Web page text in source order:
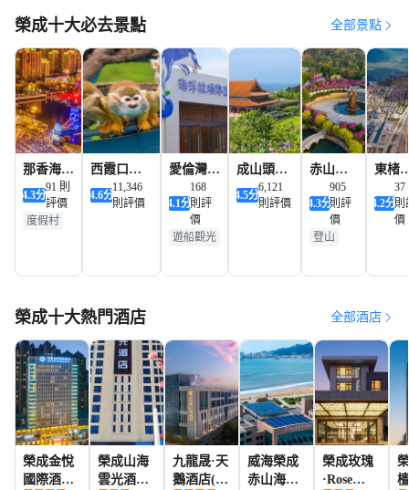
榮成十大必去景點 全部景點
那香海國
際旅遊度
假區
4.3分
91 則
評價
度假村
西霞口神
鵰山野生
動物園
4.6分
11,346
則評價
愛倫灣海
洋牧場
4.1分
168
則評
價
遊船觀光
成山頭風
景名勝區
4.5分
6,121
則評價
赤山風
景區
4.3分
905
則評
價
登山
東楮
風景
4.2分
37
則
價
榮成十大熱門酒店 全部酒店
榮成金悅
國際酒店
榮成山海
雲光酒店
九龍晟·天
鵝酒店(榮
威海榮成
赤山海景
榮成玫瑰
·Rose